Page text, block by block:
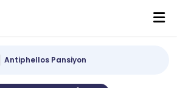
Antiphellos Pansiyon